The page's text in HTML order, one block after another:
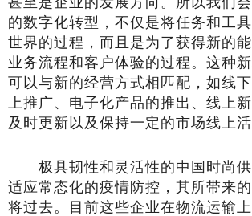
的数字化转型，不仅是将任务和工
世界的过程，而且是为了获得新的
业务流程和客户体验的过程。这种
可以与新的经营方式相匹配，如线
上推广、电子化产品的推出、线上
及时更新以及保持一定的市场线上
极具韧性和灵活性的中国时尚供
适应常态化的疫情防控，其所带来
将过去。目前这些企业在物流运输